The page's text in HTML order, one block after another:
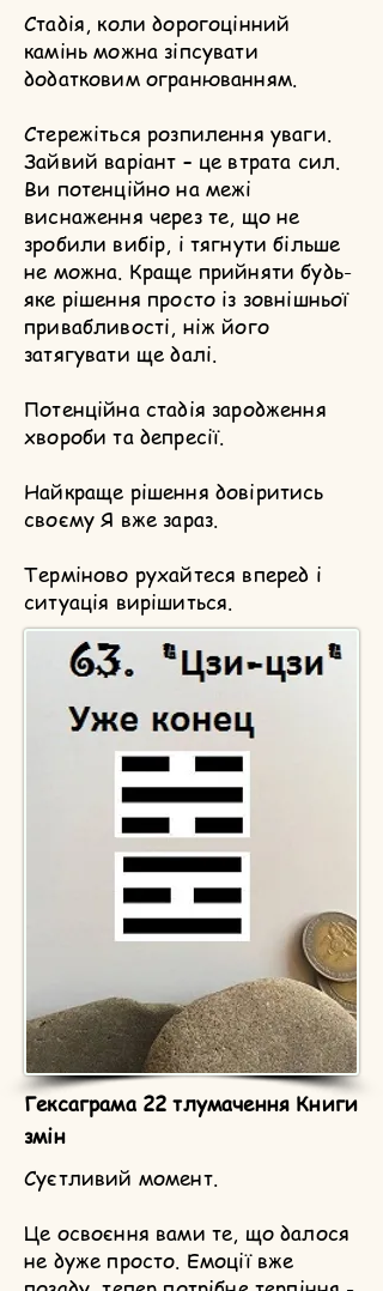
Стадія, коли дорогоцінний
камінь можна зіпсувати
додатковим огранюванням.
Стережіться розпилення уваги.
Зайвий варіант – це втрата сил.
Ви потенційно на межі
виснаження через те, що не
зробили вибір, і тягнути більше
не можна. Краще прийняти будь-
яке рішення просто із зовнішньої
привабливості, ніж його
затягувати ще далі.
Потенційна стадія зародження
хвороби та депресії.
Найкраще рішення довіритись
своєму Я вже зараз.
Терміново рухайтеся вперед і
ситуація вирішиться.
Гексаграма 22 тлумачення Книги
змін
Суєтливий момент.
Це освоєння вами те, що далося
не дуже просто. Емоції вже